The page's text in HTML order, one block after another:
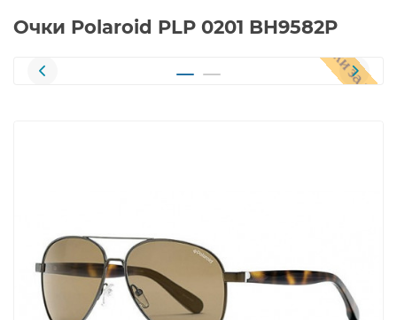
Очки Polaroid PLP 0201 BH9582P